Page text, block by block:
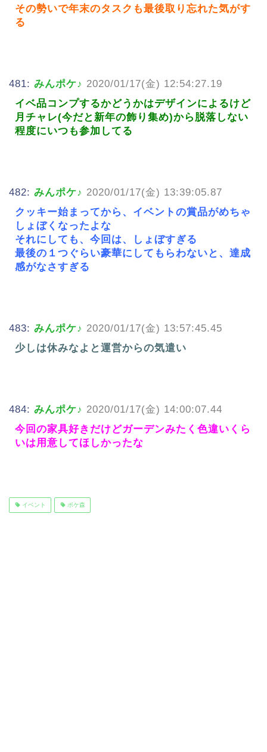
その勢いで年末のタスクも最後取り忘れた気がす
る
481: みんポケ♪ 2020/01/17(金) 12:54:27.19
イベ品コンプするかどうかはデザインによるけど
月チャレ(今だと新年の飾り集め)から脱落しない
程度にいつも参加してる
482: みんポケ♪ 2020/01/17(金) 13:39:05.87
クッキー始まってから、イベントの賞品がめちゃ
しょぼくなったよな
それにしても、今回は、しょぼすぎる
最後の１つぐらい豪華にしてもらわないと、達成
感がなさすぎる
483: みんポケ♪ 2020/01/17(金) 13:57:45.45
少しは休みなよと運営からの気遣い
484: みんポケ♪ 2020/01/17(金) 14:00:07.44
今回の家具好きだけどガーデンみたく色違いくら
いは用意してほしかったな
イベント ポケ森